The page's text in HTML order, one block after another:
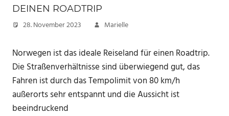
DEINEN ROADTRIP
28. November 2023 Marielle
Norwegen ist das ideale Reiseland für einen Roadtrip.
Die Straßenverhältnisse sind überwiegend gut, das
Fahren ist durch das Tempolimit von 80 km/h
außerorts sehr entspannt und die Aussicht ist
beeindruckend